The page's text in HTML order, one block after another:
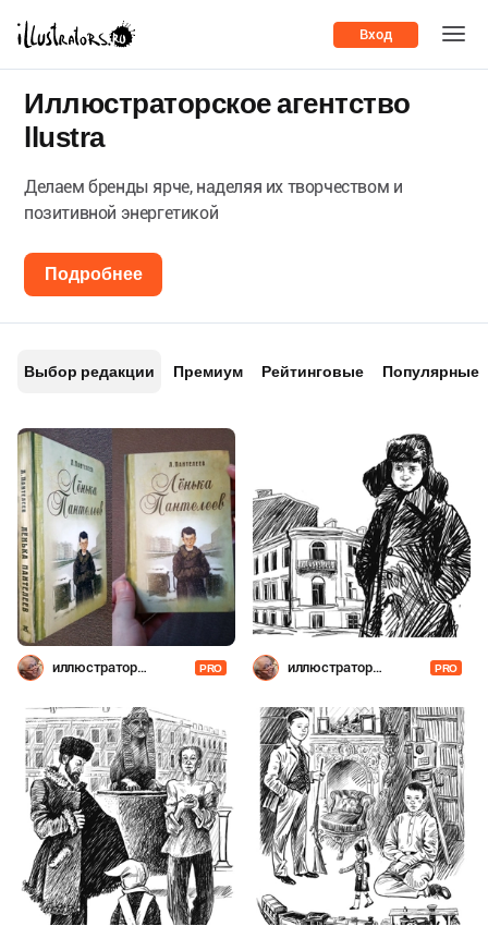
Вход
Иллюстраторское агентство
llustra
Делаем бренды ярче, наделяя их творчеством и
позитивной энергетикой
Подробнее
Выбор редакции Премиум Рейтинговые Популярные
иллюстратор
PRO
иллюстратор
PRO